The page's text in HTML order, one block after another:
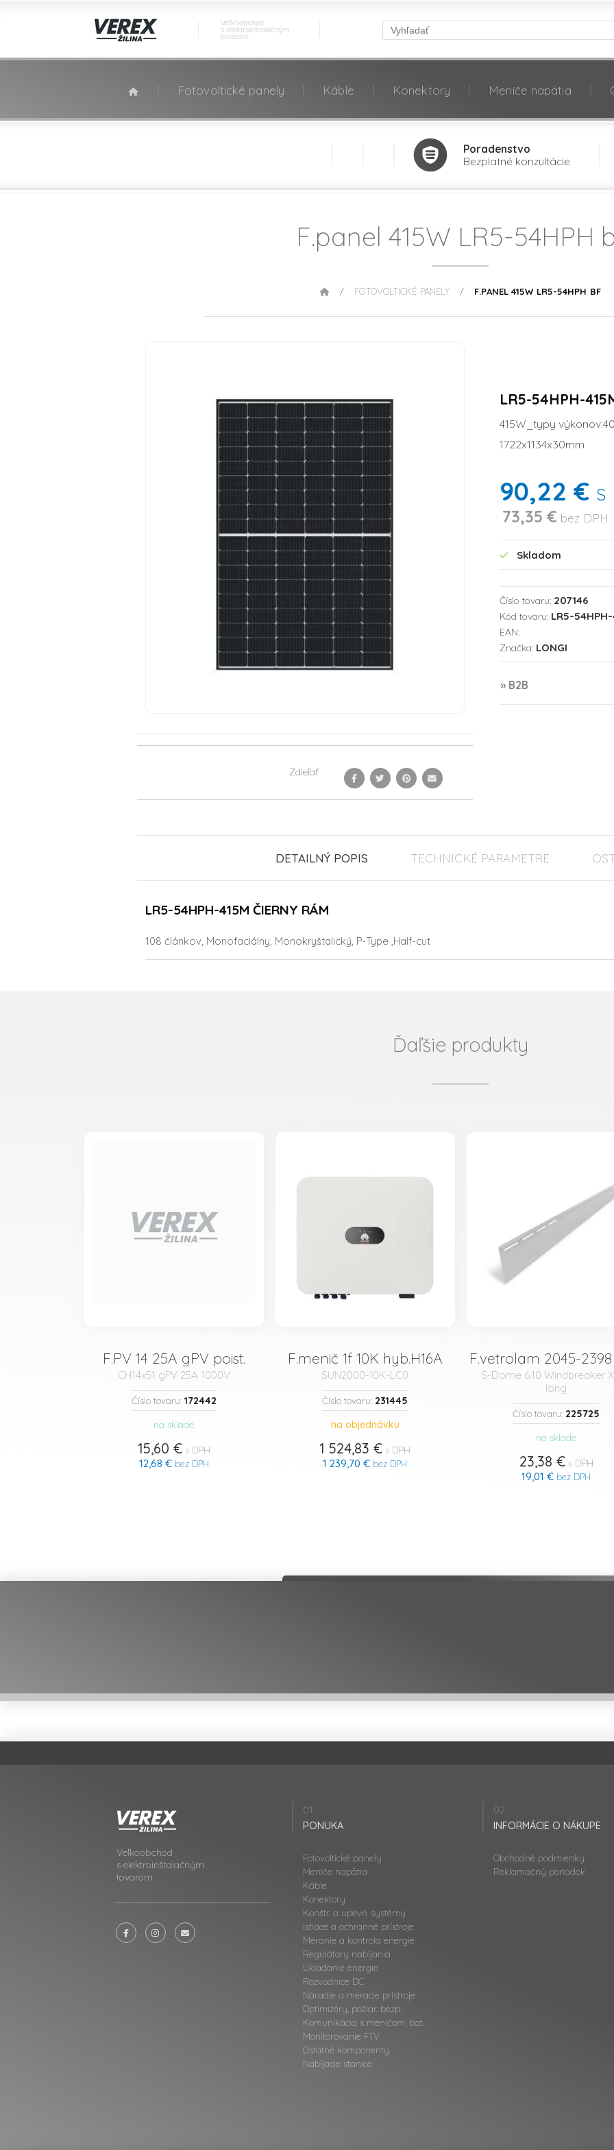
Veľkoobchod
s elektroinštalačným
tovarom.
Fotovoltické panely Káble Konektory Meniče napätia
Poradenstvo
Bezplatné konzultácie
F.panel 415W LR5-54HPH
/ FOTOVOLTICKÉ PANELY / F.PANEL 415W LR5-54HPH BF
Zdieľať
LR5-54HPH-
415W_typy
1722x1134x30mm
90,22 € s
73,35 € bez DPH
Skladom
Číslo tovaru: 207146
Kód tovaru: LR5-54HPH-
EAN:
Značka: LONGI
» B2B
DETAILNÝ POPIS TECHNICKÉ PARAMETRE
LR5-54HPH-415M ČIERNY RÁM
108 článkov, Monofaciálny, Monokryštalický, P-Type ,Half-cut
Ďaľšie produkty
F.PV 14 25A gPV poist.
CH14x51 gPV 25A 1000V
Číslo tovaru: 172442
na sklade
15,60 €s DPH
12,68 €bez DPH
F.menič 1f 10K hyb.H16A
SUN2000-10K-LC0
Číslo tovaru: 231445
na objednávku
1 524,83 € s DPH
1 239,70 € bez DPH
F.vetrolam 2045-
S-Dome 6.10 Windbreaker
long
Číslo tovaru: 225725
na sklade
23,38 €s DPH
19,01 € bez DPH
Veľkoobchod
s elektroinštalačným
tovarom.
01
PONUKA
Fotovoltické panely
Meniče napätia
Káble
Konektory
Konštr. a upevň. systémy
Istiace a ochranné prístroje
Meranie a kontrola energie
Regulátory nabíjania
Ukladanie energie
Rozvodnice DC
Náradie a meracie prístroje
Optimizéry, požiar. bezp.
Komunikácia s meničom, bat.
Monitorovanie FTV
Ostatné komponenty
Nabíjacie stanice
02
INFORMÁCIE O NÁKUPE
Obchodné podmienky
Reklamačný poriadok